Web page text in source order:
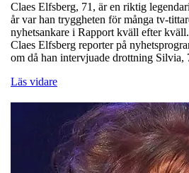
Claes Elfsberg, 71, är en riktig
år var han tryggheten för många tv-
nyhetsankare i Rapport kväll efter
Claes Elfsberg reporter på
om då han intervjuade drottning
Läs vidare